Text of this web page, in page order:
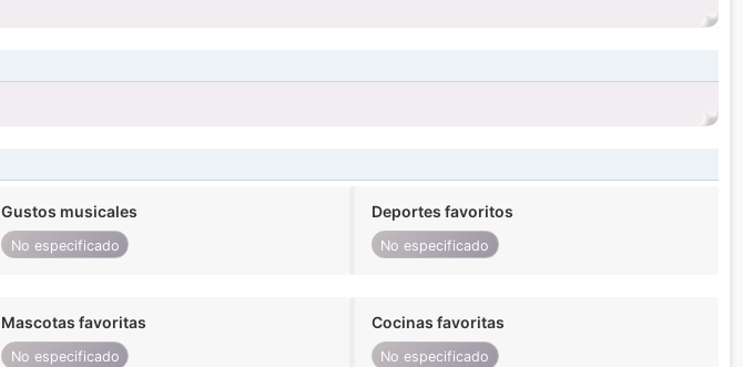
Gustos musicales
No especificado
Deportes favoritos
No especificado
Mascotas favoritas
No especificado
Cocinas favoritas
No especificado